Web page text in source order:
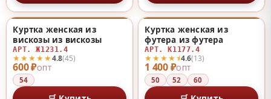
600 ₽ОПТ
★★★★★4.8(45)
Куртка женская из
вискозы из вискозы
АРТ. Ж1231.4
54
1 400 ₽ОПТ
★★★★⯨4.6(13)
Куртка женская из
футера из футера
АРТ. К1177.4
50 52 60